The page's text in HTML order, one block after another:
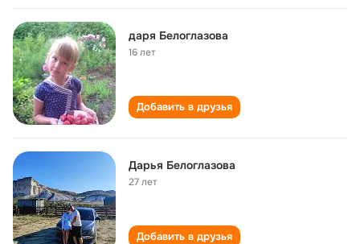
даря Белоглазова
16 лет
Добавить в друзья
Дарья Белоглазова
27 лет
Добавить в друзья